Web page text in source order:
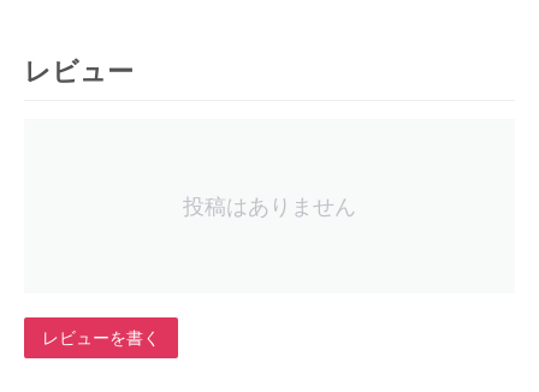
レビュー
投稿はありません
レビューを書く